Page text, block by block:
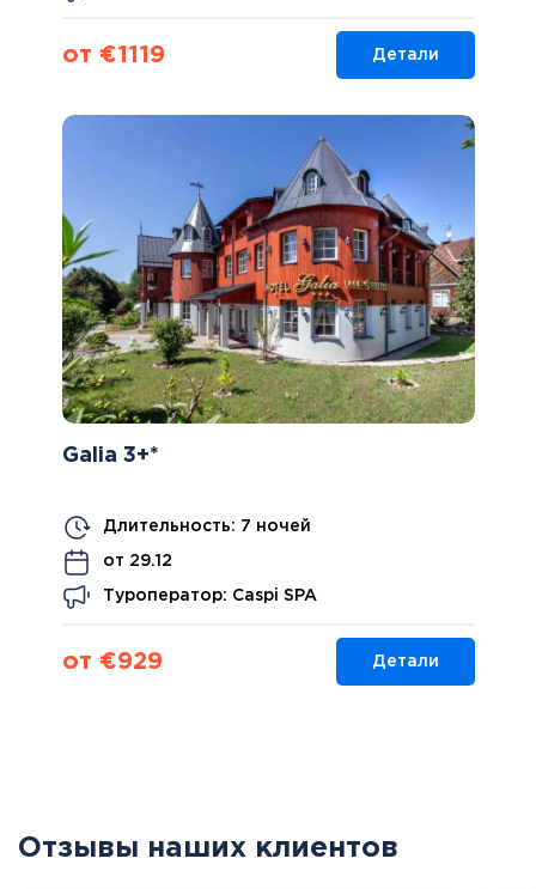
от €1119 Детали
Galia 3+*
Длительность: 7 ночей
от 29.12
Туроператор: Caspi SPA
от €929 Детали
Отзывы наших клиентов